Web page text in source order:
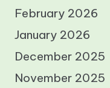
February 2026
January 2026
December 2025
November 2025